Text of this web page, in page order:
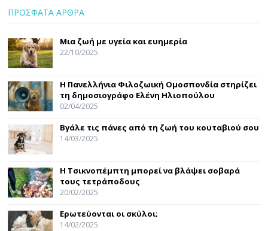
ΠΡΟΣΦΑΤΑ ΑΡΘΡΑ
Μια ζωή με υγεία και ευημερία
22/10/2025
Η Πανελλήνια Φιλοζωική Ομοσπονδία στηρίζει
τη δημοσιογράφο Ελένη Ηλιοπούλου
02/04/2025
Βγάλε τις πάνες από τη ζωή του κουταβιού σου
14/03/2025
Η Τσικνοπέμπτη μπορεί να βλάψει σοβαρά
τους τετράποδους
20/02/2025
Ερωτεύονται οι σκύλοι;
14/02/2025